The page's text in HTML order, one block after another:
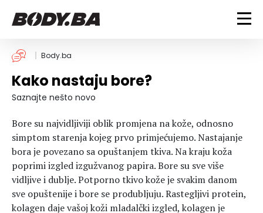
FITNESS
Vježbanje
Mršanje
Indoor & Outdoor
BODYBUILDING
Takmičarski bodybuilding
Savjeti
Ostalo
ISHRANA
Dijete
Nutricionizam
Recepti
Suplementi
ZDRAVLJE
Um i tijelo
Povrede i bolesti
LIFESTYLE
Body.ba
Kako nastaju bore?
Saznajte nešto novo
Bore su najvidljiviji oblik promjena na kože, odnosno
simptom starenja kojeg prvo primjećujemo. Nastajanje
bora je povezano sa opuštanjem tkiva. Na kraju koža
poprimi izgled izgužvanog papira. Bore su sve više
vidljive i dublje. Potporno tkivo kože je svakim danom
sve opuštenije i bore se produbljuju. Rastegljivi protein,
kolagen daje vašoj koži mladalčki izgled, kolagen je